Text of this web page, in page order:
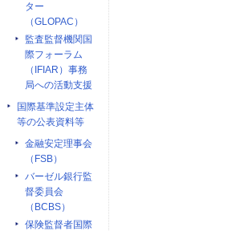
ター
（GLOPAC）
監査監督機関国
際フォーラム
（IFIAR）事務
局への活動支援
国際基準設定主体
等の公表資料等
金融安定理事会
（FSB）
バーゼル銀行監
督委員会
（BCBS）
保険監督者国際